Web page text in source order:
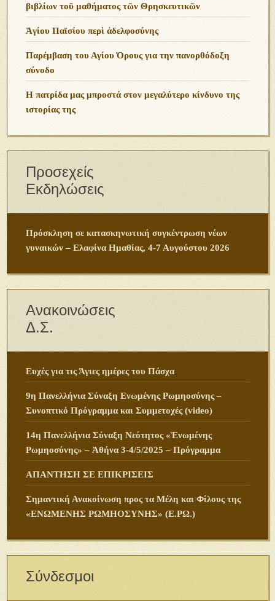
βιβλίων τοῦ μαθήματος τῶν Θρησκευτικῶν
Ἁγίου Παϊσίου περὶ ἀδελφοσύνης
Παρέμβαση του Αγίου Όρους για την πανορθόδοξη
σύνοδο
Η πατρίδα μας μπροστά στον μεγαλύτερο κίνδυνο της
ιστορίας της
Προσεχείς
Εκδηλώσεις
Πρόσκληση σε κατασκηνωτική συγκέντρωση νέων
γυναικών – Ελαφίνα Ημαθίας, 4-7 Αυγούστου 2026
Ανακοινώσεις
Δ.Σ.
Ευχές για τις Άγιες ημέρες του Πάσχα
9η Πανελλήνια Σύναξη Ενωμένης Ρωμηοσύνης –
Συνοπτικό Πρόγραμμα και Συμμετοχές (video)
14η Πανελλήνια Σύναξη Νεότητος «Ἑνωμένης
Ρωμηοσύνης» – Ἀθήνα 3-4/5/2025 – Πρόγραμμα
ΑΠΑΝΤΗΣΗ ΣΕ ΕΠΙΚΡΙΣΕΙΣ
Σημαντική Ανακοίνωση προς τα Μέλη και Φίλους της
«ΕΝΩΜΕΝΗΣ ΡΩΜΗΟΣΥΝΗΣ» (Ε.ΡΩ.)
Σύνδεσμοι